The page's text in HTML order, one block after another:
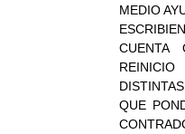
MEDIO
QUE